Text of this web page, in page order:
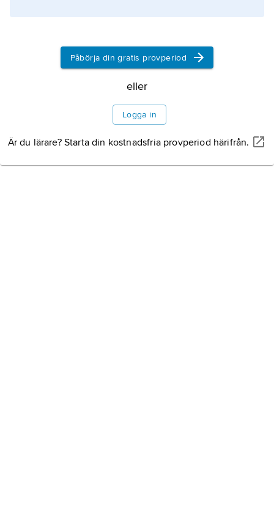
Påbörja din gratis provperiod
eller
Logga in
Är du lärare? Starta din kostnadsfria provperiod härifrån.